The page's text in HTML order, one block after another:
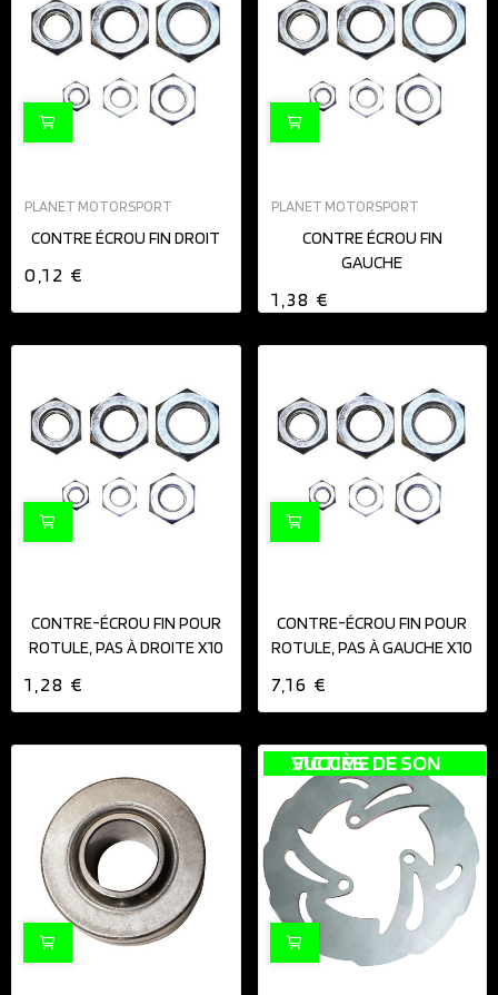
PLANET MOTORSPORT
CONTRE ÉCROU FIN DROIT
0,12 €
PLANET MOTORSPORT
CONTRE ÉCROU FIN
GAUCHE
1,38 €
CONTRE-ÉCROU FIN POUR
ROTULE, PAS À DROITE X10
1,28 €
CONTRE-ÉCROU FIN POUR
ROTULE, PAS À GAUCHE X10
7,16 €
VICTIME DE SON SUCCÈS